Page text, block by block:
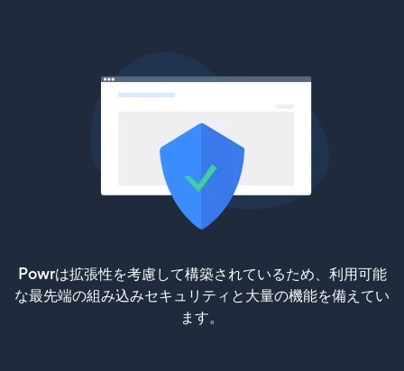
Powrは拡張性を考慮して構築されているため、利用可能
な最先端の組み込みセキュリティと大量の機能を備えてい
ます。